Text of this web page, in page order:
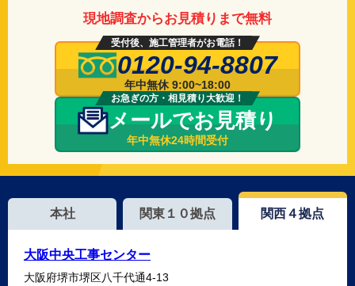
現地調査からお見積りまで無料
受付後、施工管理者がお電話！
0120-94-8807
年中無休 9:00~18:00
お急ぎの方・相見積り大歓迎！
メールでお見積り
年中無休24時間受付
本社 関東１０拠点 関西４拠点
大阪中央工事センター
大阪府堺市堺区八千代通4-13